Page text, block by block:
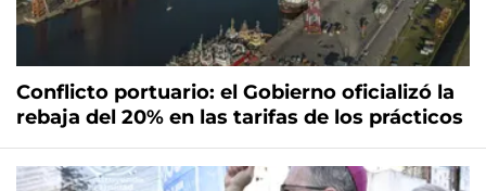
Conflicto portuario: el Gobierno oficializó la
rebaja del 20% en las tarifas de los prácticos